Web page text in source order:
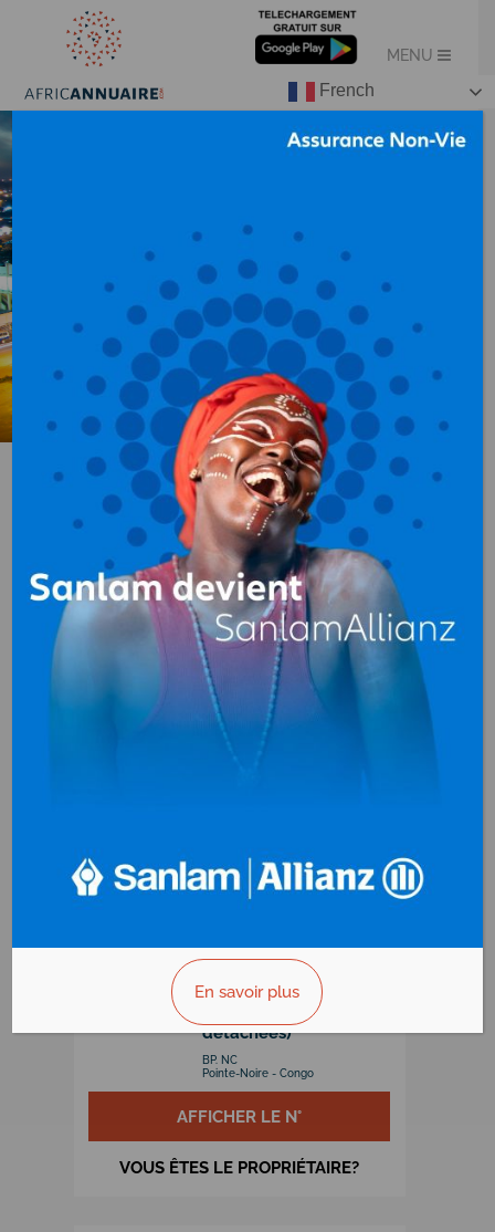
Automobiles (accessoires,
pièces détachées)auCongo
CATERPILLAR ENGINS
SERVICES
Automobiles
(accessoires, pièces
détachées)
BP. NC
d’Industrie et de
Automobiles
(accessoires, pieces
detachées)
BP. NC
Pointe-Noire - Congo
AFFICHER LE N°
VOUS ÊTES LE PROPRIÉTAIRE?
French
En savoir plus